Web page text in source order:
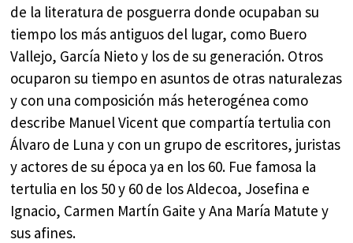
de la literatura de posguerra donde ocupaban su
tiempo los más antiguos del lugar, como Buero
Vallejo, García Nieto y los de su generación. Otros
ocuparon su tiempo en asuntos de otras naturalezas
y con una composición más heterogénea como
describe Manuel Vicent que compartía tertulia con
Álvaro de Luna y con un grupo de escritores, juristas
y actores de su época ya en los 60. Fue famosa la
tertulia en los 50 y 60 de los Aldecoa, Josefina e
Ignacio, Carmen Martín Gaite y Ana María Matute y
sus afines.